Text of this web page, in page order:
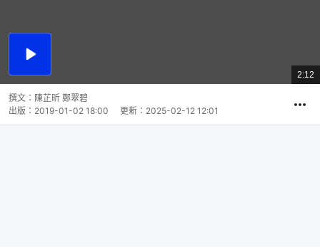
播
總
共
2:12
撰文： 陳芷昕 鄭翠碧
出版： 2019-01-02 18:00 更新： 2025-02-12 12:01